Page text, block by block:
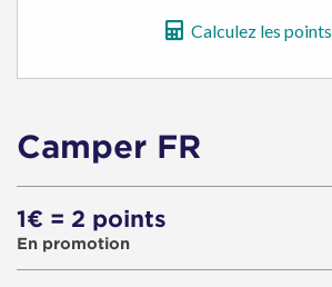
Calculez les points
Camper FR
1€ = 2 points
En promotion